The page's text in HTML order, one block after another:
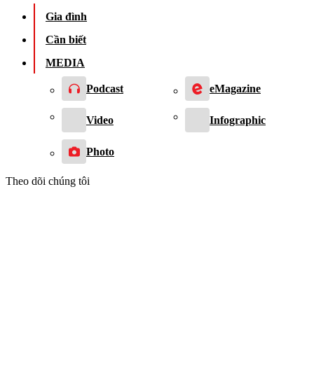
Gia đình
Cần biết
MEDIA
Podcast eMagazine
Video Infographic
Photo
Theo dõi chúng tôi